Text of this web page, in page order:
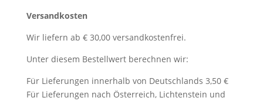
Versandkosten
Wir liefern ab € 30,00 versandkostenfrei.
Unter diesem Bestellwert berechnen wir:
Für Lieferungen innerhalb von Deutschlands 3,50 €
Für Lieferungen nach Österreich, Lichtenstein und